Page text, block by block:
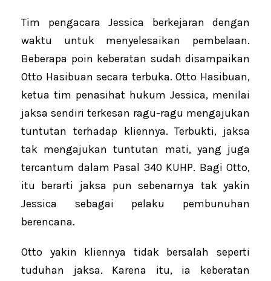
Tim pengacara Jessica berkejaran dengan
waktu untuk menyelesaikan pembelaan.
Beberapa poin keberatan sudah disampaikan
Otto Hasibuan secara terbuka. Otto Hasibuan,
ketua tim penasihat hukum Jessica, menilai
jaksa sendiri terkesan ragu-ragu mengajukan
tuntutan terhadap kliennya. Terbukti, jaksa
tak mengajukan tuntutan mati, yang juga
tercantum dalam Pasal 340 KUHP. Bagi Otto,
itu berarti jaksa pun sebenarnya tak yakin
Jessica sebagai pelaku pembunuhan
berencana.
Otto yakin kliennya tidak bersalah seperti
tuduhan jaksa. Karena itu, ia keberatan